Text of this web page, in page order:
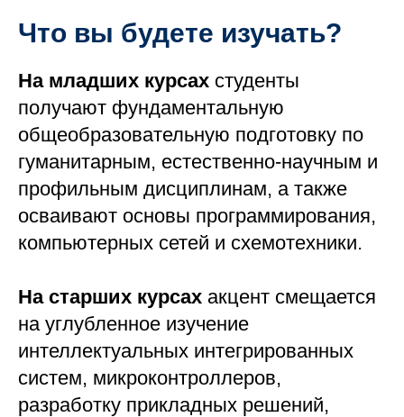
Что вы будете изучать?
На младших курсах студенты
получают фундаментальную
общеобразовательную подготовку по
гуманитарным, естественно-научным и
профильным дисциплинам, а также
осваивают основы программирования,
компьютерных сетей и схемотехники.
На старших курсах акцент смещается
на углубленное изучение
интеллектуальных интегрированных
систем, микроконтроллеров,
разработку прикладных решений,